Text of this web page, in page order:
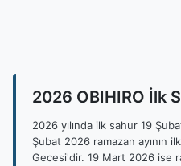
2026 OBIHIRO İlk
2026 yılında ilk sahur 19
Şubat 2026 ramazan ayının
Gecesi'dir. 19 Mart 2026 ise